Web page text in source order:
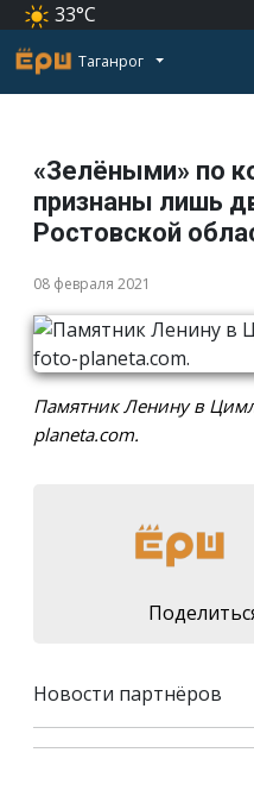
33°C
Таганрог
«Зелёными» по
признаны лишь
Ростовской
08 февраля 2021
Памятник Ленину в
planeta.com.
Новости партнёров